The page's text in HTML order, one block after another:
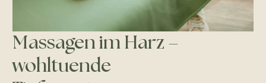
Massagen im Harz –
wohltuende